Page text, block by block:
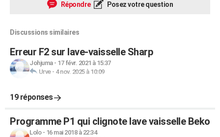
Répondre Posez votre question
Discussions similaires
Erreur F2 sur lave-vaisselle Sharp
Johjuma- 17 févr. 2021 à 15:37
Urve- 4 nov. 2025 à 10:09
19 réponses
Programme P1 qui clignote lave vaisselle Beko
Lolo- 16 mai 2018 à 22:34